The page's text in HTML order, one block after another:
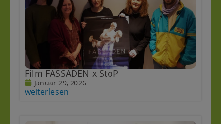
Film FASSADEN x StoP
Januar 29, 2026
weiterlesen